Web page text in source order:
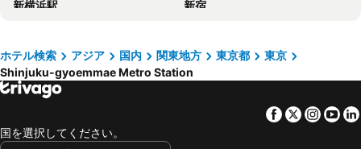
ザ ロイヤルパークホテル 舞浜リゾート 東京ベイ
ニューオータニ イン東京
新宿ワシントンホテル 本館
東急ステイ 水道橋
アパホテル 六本木SIX
ホテルマイステイズ 亀戸
ファーイーストビレッジホテル東京有明
ホテル ユーラシア 舞浜 アネックス
東京ステーションホテル
新横浜駅
新宿
上野駅
鬼怒川温泉
横浜駅
東京ディズニーシー
大宮駅
長野駅
ホテル検索 アジア 国内 関東地方 東京都
東京
Shinjuku-gyoemmae Metro Station
Facebook
Twitter
国を選択してください。